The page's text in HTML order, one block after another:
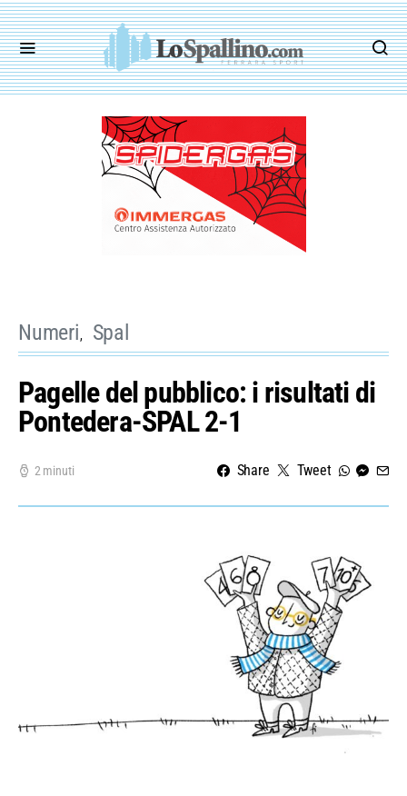
Numeri Spal
Pagelle del pubblico: i risultati di
Pontedera-SPAL 2-1
2 minuti Share Tweet